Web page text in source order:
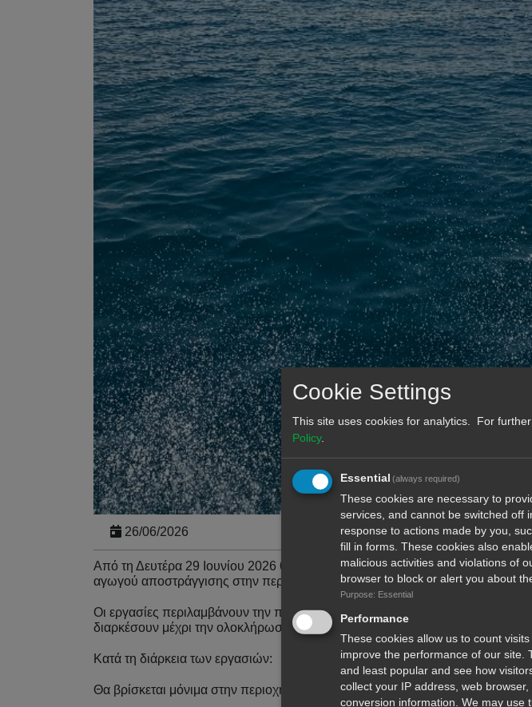
26/06/2026
Από τη Δευτέρα 29 Ιουνίου 2026 θα πραγματοποιούνται θαλάσσιες εργασίες
αγωγού αποστράγγισης στην περιοχή Ακτή Ολυμπίων – Καρνάγιο, στον
Οι εργασίες περιλαμβάνουν την πόντιση πλωτού αγωγού μήκους περίπου
διαρκέσουν μέχρι την ολοκλήρωσή τους.
Κατά τη διάρκεια των εργασιών:
Θα βρίσκεται μόνιμα στην περιοχή σκάφος εργασίας με τα προβλεπόμενα
Cookie Settings
This site uses cookies for analytics. For
Policy.
Essential (always required)
These cookies are necessary to
services, and cannot be switched off
response to actions made by you,
fill in forms. These cookies also
malicious activities and violations of
browser to block or alert you about
Purpose: Essential
Performance
These cookies allow us to count
improve the performance of our site.
and least popular and see how
collect your IP address, web
conversion information. We may use